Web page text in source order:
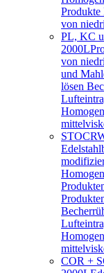
Produkte
von
PL, KC
2000L
von
und
lösen
COR +